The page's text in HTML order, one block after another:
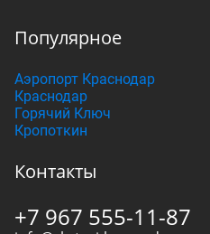
Популярное
Аэропорт Краснодар
Краснодар
Горячий Ключ
Кропоткин
Контакты
+7 967 555-11-87